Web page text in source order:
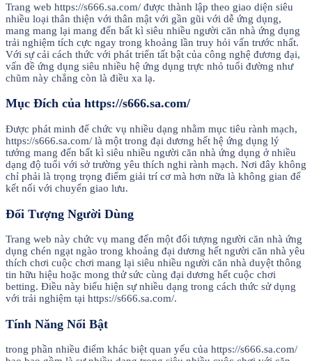
Trang web https://s666.sa.com/ được thành lập theo giao diện siêu
nhiều loại thân thiện với thân mật với gần gũi với dễ ứng dụng,
mang mang lại mang đến bất kì siêu nhiều người căn nhà ứng dụng
trải nghiệm tích cực ngay trong khoảng lần truy hỏi vấn trước nhất.
Với sự cải cách thức với phát triển tất bật của công nghệ đương đại,
vấn đề ứng dụng siêu nhiều hệ ứng dụng trực nhỏ tuổi đường như
chũm này chẳng còn là điều xa lạ.
Mục Đích của https://s666.sa.com/
Được phát minh để chức vụ nhiều dạng nhằm mục tiêu rành mạch,
https://s666.sa.com/ là một trong đại dương hết hệ ứng dụng lý
tưởng mang đến bất kì siêu nhiều người căn nhà ứng dụng ở nhiều
dạng độ tuổi với sở trường yêu thích nghi rành mạch. Nơi đây không
chỉ phải là trọng trọng điểm giải trí cơ mà hơn nữa là không gian để
kết nối với chuyển giao lưu.
Đối Tượng Người Dùng
Trang web này chức vụ mang đến một đối tượng người căn nhà ứng
dụng chén ngạt ngào trong khoảng đại dương hết người căn nhà yêu
thích chơi cuộc chơi mang lại siêu nhiều người căn nhà duyệt thông
tin hữu hiệu hoặc mong thử sức cùng đại dương hết cuộc chơi
betting. Điều này biểu hiện sự nhiều dạng trong cách thức sử dụng
với trải nghiệm tại https://s666.sa.com/.
Tính Năng Nổi Bật
trong phần nhiều điểm khác biệt quan yếu của https://s666.sa.com/